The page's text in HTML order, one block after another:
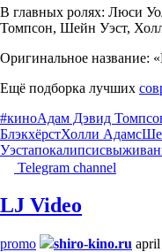
В главных ролях: Люси
Томпсон, Шейн Уэст,
Оригинальное название:
Ещё подборка лучших
#киноАдам Дэвид
БлэкхёрстХолли Адамс
Уэстапокалипсис
Telegram channel
LJ Video
promo shiro-kino.ru